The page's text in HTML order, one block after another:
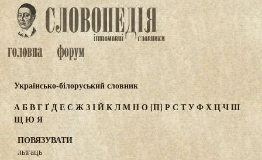
Українсько-білоруський словник
АБВГҐДЕЄ ЖЗІЙКЛМНО[П] Р С ТУФХЦЧШ
ЩЮ Я
ПОВЯЗУВАТИ
лыгаць